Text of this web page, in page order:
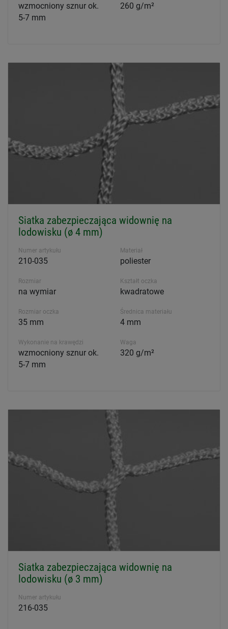
wzmocniony sznur ok.
5-7 mm
260 g/m²
Siatka zabezpieczająca widownię na
lodowisku (ø 4 mm)
Numer artykułu
210-035
Materiał
poliester
Rozmiar
na wymiar
Kształt oczka
kwadratowe
Rozmiar oczka
35 mm
Średnica materiału
4 mm
Wykonanie na krawędzi
wzmocniony sznur ok.
5-7 mm
Waga
320 g/m²
Siatka zabezpieczająca widownię na
lodowisku (ø 3 mm)
Numer artykułu
216-035